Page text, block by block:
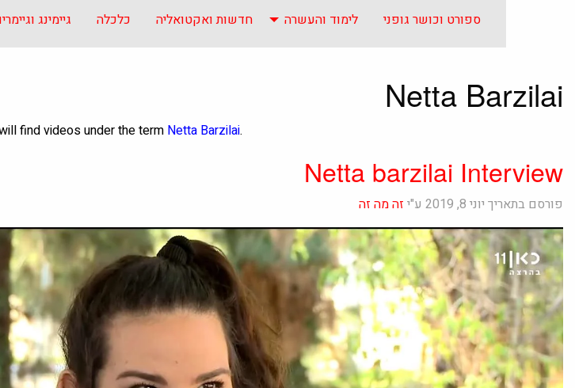
ספורט וכושר גופני
לימוד והעשרה חדשות ואקטואליה כלכלה גיימינג
Netta Barzilai
find videos under the term Netta Barzilai.
Netta barzilai Interview
פורסם בתאריך יוני 8, 2019 ע"י זה מה זה